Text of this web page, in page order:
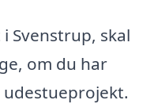
Svenstrup, skal
om du har